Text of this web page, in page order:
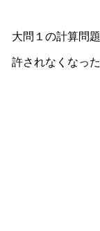
大問１の計算問
許されなくなっ